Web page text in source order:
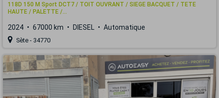
118D 150 M Sport DCT7 / TOIT OUVRANT / SIEGE BACQUET / TETE
HAUTE / PALETTE /...
2024 67000 km DIESEL Automatique
Sète - 34770